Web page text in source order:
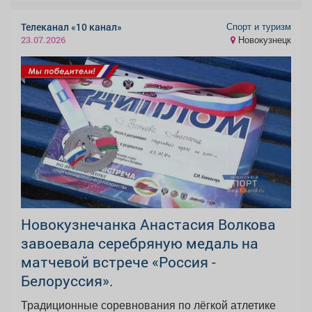
Телеканал «10 канал»
23.07.2026
Спорт и туризм
Новокузнецк
Новокузнечанка Анастасия Волкова
завоевала серебряную медаль на
матчевой встрече «Россия -
Белоруссия».
Традиционные соревнования по лёгкой атлетике